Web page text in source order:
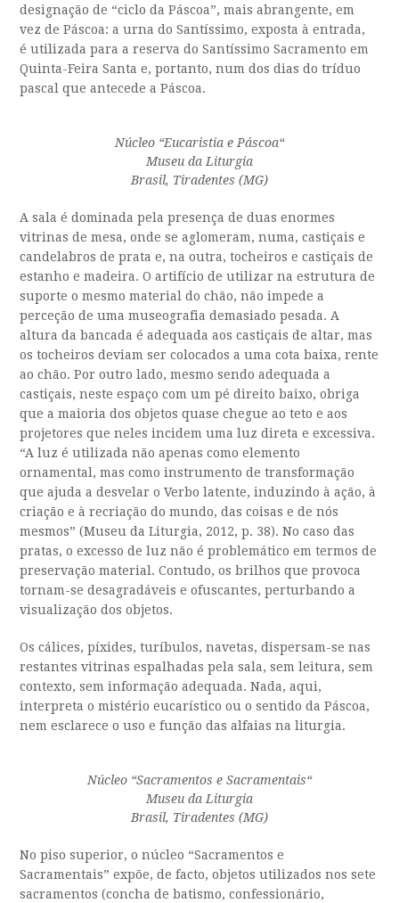
designação de “ciclo da Páscoa”,mais abrangente,em
vez de Páscoa: a urna do Santíssimo, exposta à entrada,
éutilizada para a reserva do Santíssimo Sacramento em
Quinta-Feira Santa e, portanto, num dos dias do tríduo
pascal que antecede a Páscoa.
Núcleo “Eucaristia e Páscoa“
Museu da Liturgia
Brasil, Tiradentes (MG)
A sala é dominada pela presença de duas enormes
vitrinas de mesa, onde se aglomeram, numa, castiçais e
candelabros de prata e, na outra, tocheiros e castiçais de
estanho e madeira. O artifício de utilizar na estrutura de
suporte o mesmo material do chão, não impede a
perceção de uma museografia demasiado pesada. A
altura da bancada é adequada aos castiçais de altar, mas
os tocheiros deviam ser colocados a uma cota baixa, rente
ao chão. Por outro lado, mesmo sendo adequada a
castiçais, neste espaço com um pé direito baixo, obriga
que a maioria dos objetos quase chegue ao teto e aos
projetores que neles incidem uma luz direta e excessiva.
“A luz é utilizada não apenas como elemento
ornamental, mas como instrumento de transformação
que ajuda a desvelar o Verbo latente, induzindo à ação, à
criação e à recriação do mundo, das coisas e de nós
mesmos” (Museu da Liturgia, 2012, p. 38). No caso das
pratas, o excesso de luz não é problemático em termos de
preservação material. Contudo, os brilhos que provoca
tornam-se desagradáveis e ofuscantes, perturbando a
visualização dos objetos.
Os cálices, píxides, turíbulos, navetas, dispersam-se nas
restantes vitrinas espalhadas pela sala, sem leitura, sem
contexto, sem informação adequada. Nada, aqui,
interpreta o mistério eucarístico ou o sentido da Páscoa,
nem esclarece o uso e função das alfaias na liturgia.
Núcleo “Sacramentos e Sacramentais“
Museu da Liturgia
Brasil, Tiradentes (MG)
No piso superior, o núcleo “Sacramentos e
Sacramentais” expõe, de facto, objetos utilizados nos sete
sacramentos (concha de batismo, confessionário,